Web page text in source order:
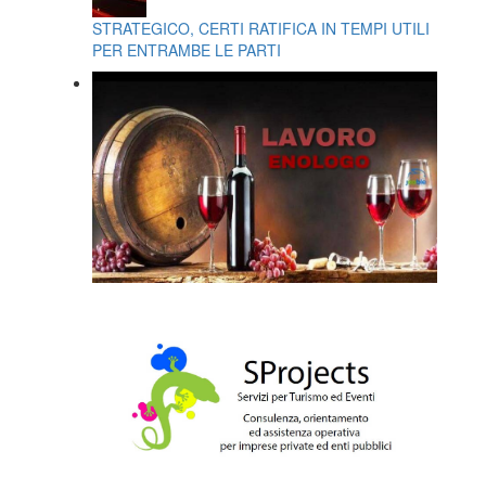
STRATEGICO, CERTI RATIFICA IN TEMPI UTILI
PER ENTRAMBE LE PARTI